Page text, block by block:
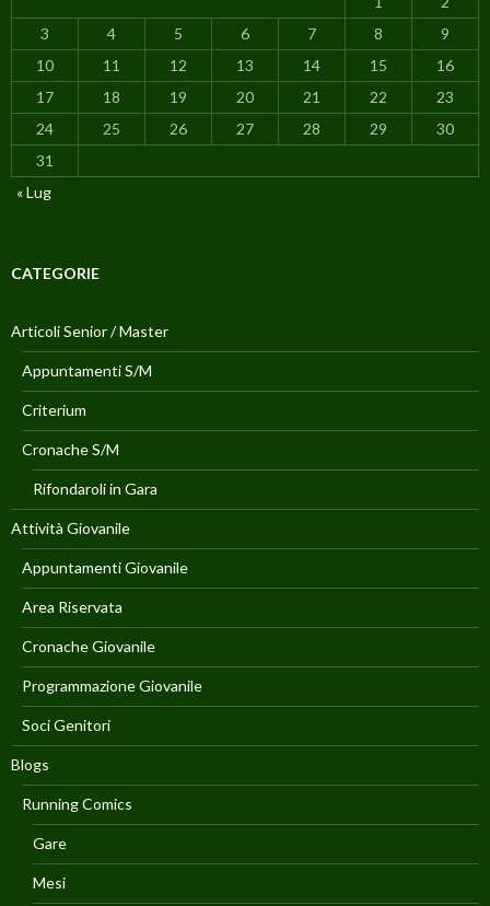
3
4 5 6 7 8
9
10
11 12 13 14 15
16
17
18 19 20 21 22
23
24
25 26 27 28 29
30
31
« Lug
CATEGORIE
Articoli Senior / Master
Appuntamenti S/M
Criterium
Cronache S/M
Rifondaroli in Gara
Attività Giovanile
Appuntamenti Giovanile
Area Riservata
Cronache Giovanile
Programmazione Giovanile
Soci Genitori
Blogs
Running Comics
Gare
Mesi